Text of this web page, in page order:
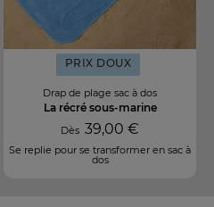
PRIX DOUX
Drap de plage sac à dos
La récré sous-marine
Dès39,00 €
Se replie pour se transformer en sac à
dos